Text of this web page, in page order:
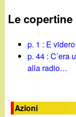
Le copertine
p. 1 : E videro
p. 44 : C’era
alla radio…
Azioni